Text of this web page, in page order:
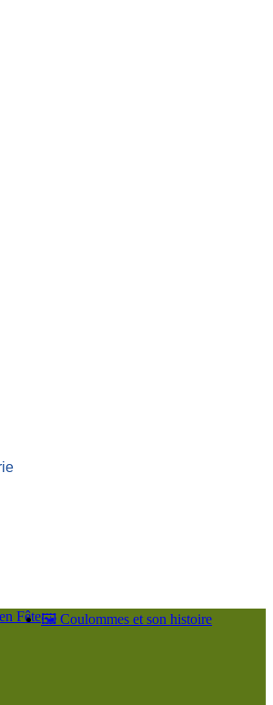
Fête🖼️ Coulommes et son histoire